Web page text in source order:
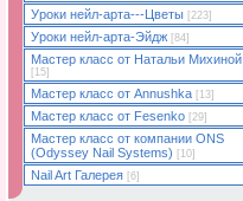
Уроки нейл-арта---Цветы [223]
Уроки нейл-арта-Эйдж [84]
Мастер класс от Натальи Михиной
[15]
Мастер класс от Annushka [13]
Мастер класс от Fesenko [29]
Мастер класс от компании ONS
(Odyssey Nail Systems)
[10]
Nail Art Галерея [6]